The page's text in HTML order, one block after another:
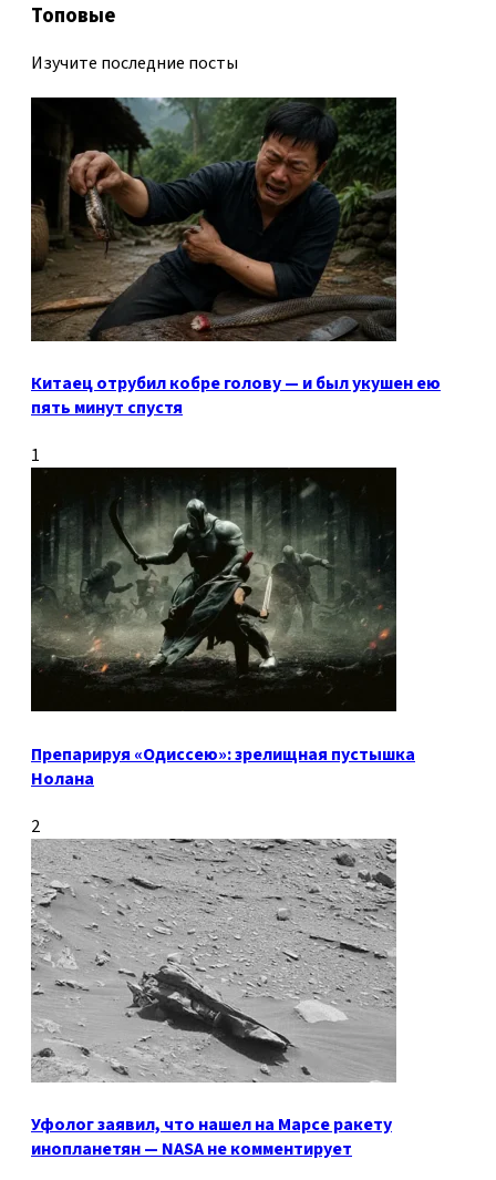
Топовые
Изучите последние посты
Китаец отрубил кобре голову — и был укушен ею
пять минут спустя
1
Препарируя «Одиссею»: зрелищная пустышка
Нолана
2
Уфолог заявил, что нашел на Марсе ракету
инопланетян — NASA не комментирует